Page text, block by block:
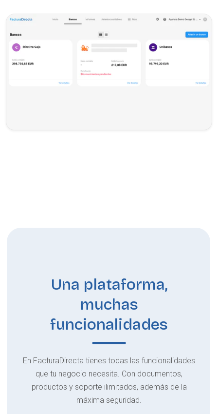
Una plataforma,
muchas
funcionalidades
En FacturaDirecta tienes todas las funcionalidades
que tu negocio necesita. Con documentos,
productos y soporte ilimitados, además de la
máxima seguridad.